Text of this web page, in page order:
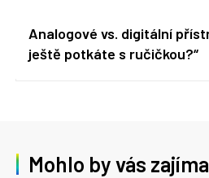
Analogové vs. digitální
ještě potkáte s ručičkou?“
Mohlo by vás